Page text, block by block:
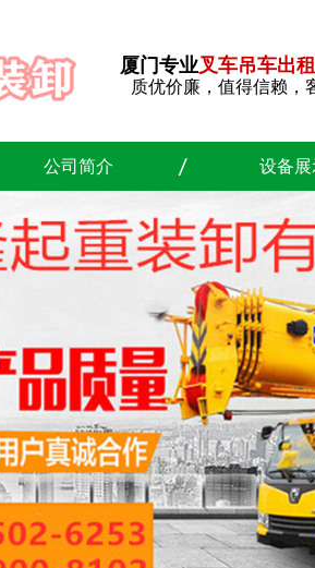
厦门专业叉车吊车出
质优价廉，值得信赖，
公司简介 设备展